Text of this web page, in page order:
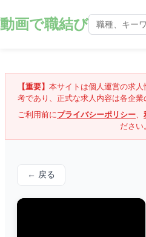
動画で職結び
【重要】 本サイトは個人運営の求
考であり、正式な求人内容は各企業
ご利用前にプライバシーポリシー、
ださい
← 戻る